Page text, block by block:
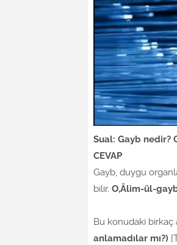
Sual: Gayb nedir?
CEVAP
Gayb, duygu
bilir. O,Âlim-ül-
Bu konudaki
anlamadılar mı?)